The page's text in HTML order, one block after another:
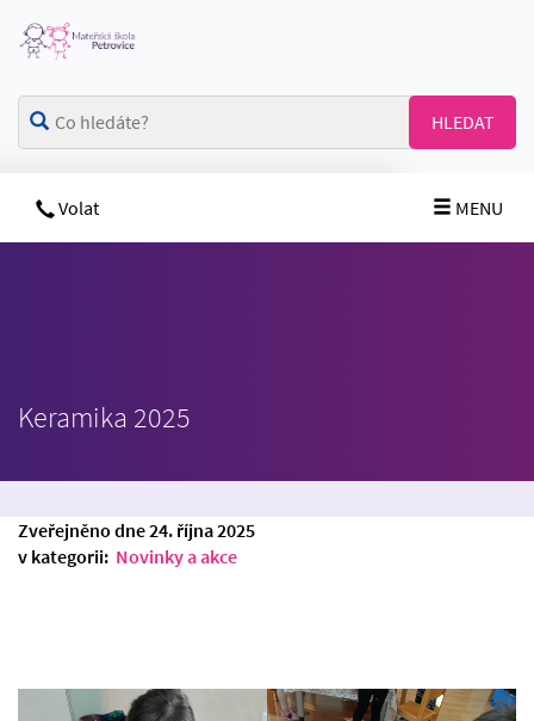
HLEDAT
MENU
Volat
Keramika 2025
Zveřejněno dne 24. října 2025
v kategorii: Novinky a akce